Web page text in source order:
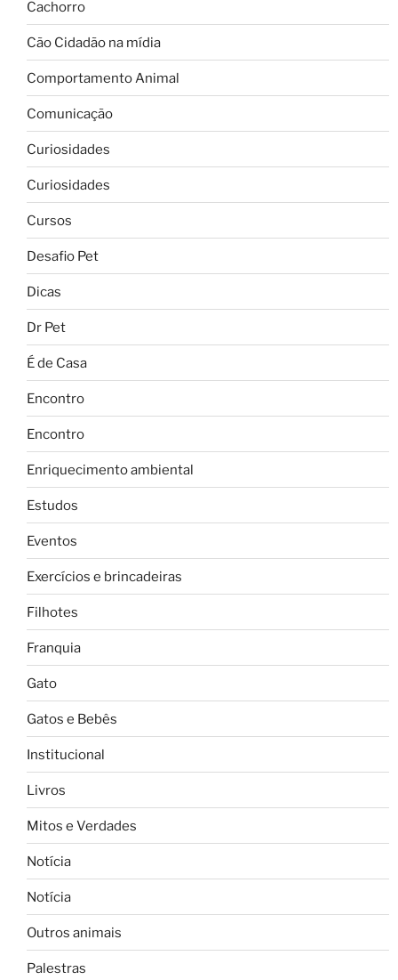
Cachorro
Cão Cidadão na mídia
Comportamento Animal
Comunicação
Curiosidades
Curiosidades
Cursos
Desafio Pet
Dicas
Dr Pet
É de Casa
Encontro
Encontro
Enriquecimento ambiental
Estudos
Eventos
Exercícios e brincadeiras
Filhotes
Franquia
Gato
Gatos e Bebês
Institucional
Livros
Mitos e Verdades
Notícia
Notícia
Outros animais
Palestras